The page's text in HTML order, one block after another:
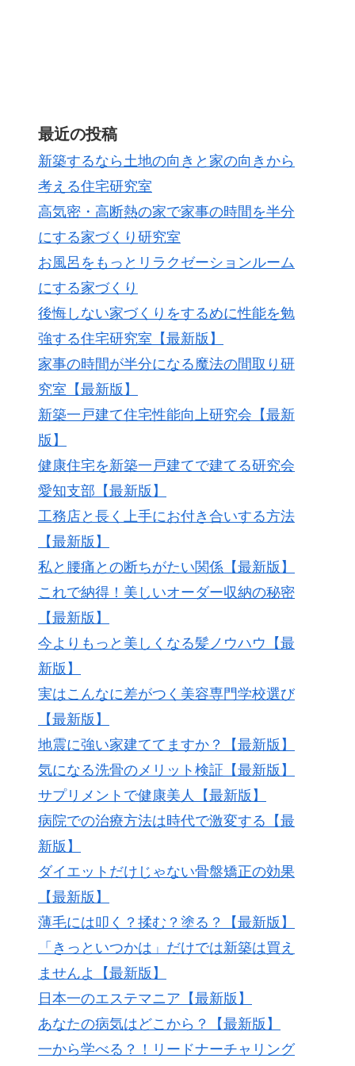
最近の投稿
新築するなら土地の向きと家の向きから
考える住宅研究室
高気密・高断熱の家で家事の時間を半分
にする家づくり研究室
お風呂をもっとリラクゼーションルーム
にする家づくり
後悔しない家づくりをするめに性能を勉
強する住宅研究室【最新版】
家事の時間が半分になる魔法の間取り研
究室【最新版】
新築一戸建て住宅性能向上研究会【最新
版】
健康住宅を新築一戸建てで建てる研究会
愛知支部【最新版】
工務店と長く上手にお付き合いする方法
【最新版】
私と腰痛との断ちがたい関係【最新版】
これで納得！美しいオーダー収納の秘密
【最新版】
今よりもっと美しくなる髪ノウハウ【最
新版】
実はこんなに差がつく美容専門学校選び
【最新版】
地震に強い家建ててますか？【最新版】
気になる洗骨のメリット検証【最新版】
サプリメントで健康美人【最新版】
病院での治療方法は時代で激変する【最
新版】
ダイエットだけじゃない骨盤矯正の効果
【最新版】
薄毛には叩く？揉む？塗る？【最新版】
「きっといつかは」だけでは新築は買え
ませんよ【最新版】
日本一のエステマニア【最新版】
あなたの病気はどこから？【最新版】
一から学べる？！リードナーチャリング